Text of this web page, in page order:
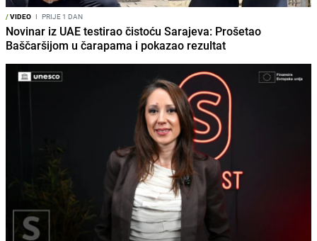
/VIDEO I PRIJE 1 DAN
Novinar iz UAE testirao čistoću Sarajeva: Prošetao
Baščaršijom u čarapama i pokazao rezultat